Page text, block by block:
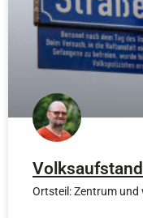
Ortsteil: Zentrum und